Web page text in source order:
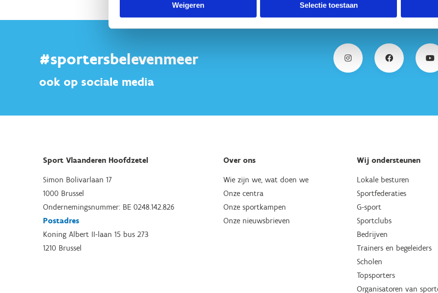
Weigeren Selectie toestaan
#sportersbelevenmeer
ook op sociale media
Sport Vlaanderen Hoofdzetel
Simon Bolivarlaan 17
1000 Brussel
Ondernemingsnummer: BE 0248.142.826
Postadres
Koning Albert II-laan 15 bus 273
1210 Brussel
Over ons
Wie zijn we, wat doen we
Onze centra
Onze sportkampen
Onze nieuwsbrieven
Wij ondersteunen
Lokale besturen
Sportfederaties
G-sport
Sportclubs
Bedrijven
Trainers en begeleiders
Scholen
Topsporters
Organisatoren van